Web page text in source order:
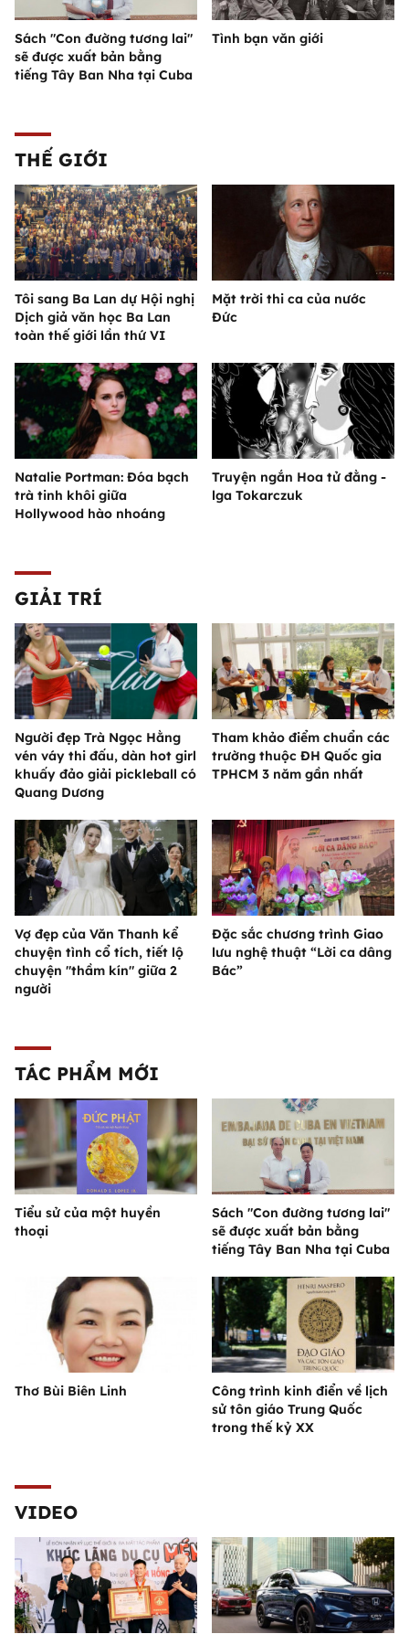
Sách "Con đường tương lai"
sẽ được xuất bản bằng
tiếng Tây Ban Nha tại Cuba
Tình bạn văn giới
THẾ GIỚI
Tôi sang Ba Lan dự Hội nghị
Dịch giả văn học Ba Lan
toàn thế giới lần thứ VI
Mặt trời thi ca của nước
Đức
Natalie Portman: Đóa bạch
trà tinh khôi giữa
Hollywood hào nhoáng
Truyện ngắn Hoa tử đằng -
lga Tokarczuk
GIẢI TRÍ
Người đẹp Trà Ngọc Hằng
vén váy thi đấu, dàn hot girl
khuấy đảo giải pickleball có
Quang Dương
Tham khảo điểm chuẩn các
trường thuộc ĐH Quốc gia
TPHCM 3 năm gần nhất
Vợ đẹp của Văn Thanh kể
chuyện tình cổ tích, tiết lộ
chuyện "thầm kín" giữa 2
người
Đặc sắc chương trình Giao
lưu nghệ thuật “Lời ca dâng
Bác”
TÁC PHẨM MỚI
Tiểu sử của một huyền
thoại
Sách "Con đường tương lai"
sẽ được xuất bản bằng
tiếng Tây Ban Nha tại Cuba
Thơ Bùi Biên Linh
Công trình kinh điển về lịch
sử tôn giáo Trung Quốc
trong thế kỷ XX
VIDEO